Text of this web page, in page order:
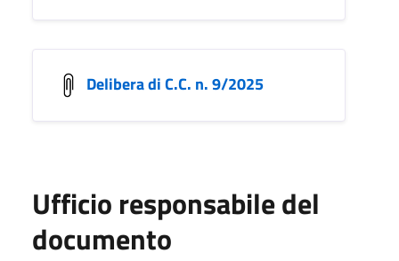
Delibera di C.C. n. 9/2025
Ufficio responsabile del
documento